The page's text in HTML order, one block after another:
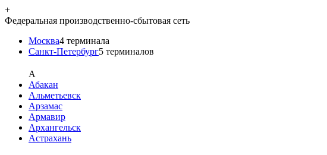
+
Федеральная производственно-сбытовая сеть
Москва4 терминала
Санкт-Петербург5 терминалов
A
Абакан
Альметьевск
Арзамас
Армавир
Архангельск
Астрахань